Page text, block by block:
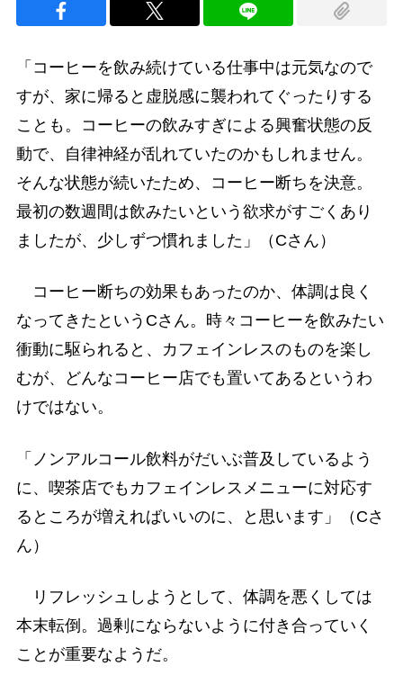
「コーヒーを飲み続けている仕事中は元気なので
すが、家に帰ると虚脱感に襲われてぐったりする
ことも。コーヒーの飲みすぎによる興奮状態の反
動で、自律神経が乱れていたのかもしれません。
そんな状態が続いたため、コーヒー断ちを決意。
最初の数週間は飲みたいという欲求がすごくあり
ましたが、少しずつ慣れました」（Cさん）
コーヒー断ちの効果もあったのか、体調は良く
なってきたというCさん。時々コーヒーを飲みたい
衝動に駆られると、カフェインレスのものを楽し
むが、どんなコーヒー店でも置いてあるというわ
けではない。
「ノンアルコール飲料がだいぶ普及しているよう
に、喫茶店でもカフェインレスメニューに対応す
るところが増えればいいのに、と思います」（Cさ
ん）
リフレッシュしようとして、体調を悪くしては
本末転倒。過剰にならないように付き合っていく
ことが重要なようだ。